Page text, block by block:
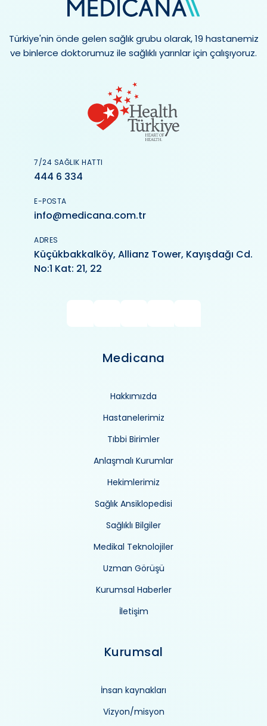
Türkiye'nin önde gelen sağlık grubu olarak, 19 hastanemiz
ve binlerce doktorumuz ile sağlıklı yarınlar için çalışıyoruz.
7/24 SAĞLIK HATTI
444 6 334
E-POSTA
info@medicana.com.tr
ADRES
Küçükbakkalköy, Allianz Tower, Kayışdağı Cd.
No:1 Kat: 21, 22
Medicana
Hakkımızda
Hastanelerimiz
Tıbbi Birimler
Anlaşmalı Kurumlar
Hekimlerimiz
Sağlık Ansiklopedisi
Sağlıklı Bilgiler
Medikal Teknolojiler
Uzman Görüşü
Kurumsal Haberler
İletişim
Kurumsal
İnsan kaynakları
Vizyon/misyon